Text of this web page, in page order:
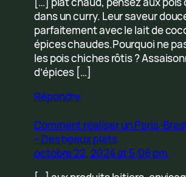
dans un curry. Leur saveur
parfaitement avec le lait de
épices chaudes.Pourquoi ne
les pois chiches rôtis ?
d’épices […]
Répondre
Comment réaliser un Paris-
– Des beaux plats
octobre 22, 2024 at 5:08 pm